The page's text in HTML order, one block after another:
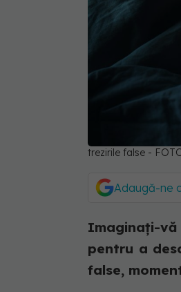
trezirile false -
Adaugă-ne
Imaginați-
pentru a
false,